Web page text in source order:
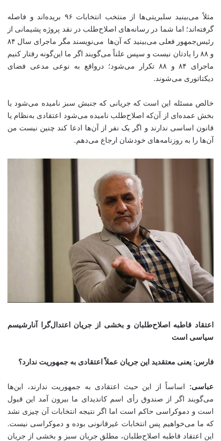
مثلاً می‌بینید سلبریتی‌ها از منتخب انتخابات ۹۶ بریده‌اند و فاصله
گرفته‌اند؛ اما شما در رسانه‌های اصلاح‌طلب در نقد پروژه پشیمانی از
رئیس‌جمهور فعلی می‌بینید که آن‌ها می‌نویسند مگر ماجرای سال ۸۴
و ۸۸ را یادتان نیست و سپس علناً می‌گویند اگر ما این‌گونه رفتار کنیم
ماجرای ۸۴ و ۸۸ تکرار می‌شود؛ درواقع به نوعی مدعی فضای
دیکتاتوری می‌شوند.
خالص مسئله این است که جریانی که جنبش سبز نامیده می‌شود یا
بخش عمده‌ای از آن‌که اصلاح‌طلب نامیده می‌شود اعتقادی به‌نظام یا
قانون اساسی ندارند و اگر یک نفر از آن‌ها ادعا کند چنین نیست من
آن‌ها را به روزنامه‌های خودشان ارجاع می‌دهم.
اعتقاد قاطبه اصلاح‌طلبان و بخشی از جریان اعتدال‌گرا آنارشیسم
سیاسی است
فارس: یعنی معتقدید این جریان عملاً اعتقادی به جمهوریت ندارد؟
عباسی: اساساً از این حیث اعتقادی به جمهوریت ندارند، این‌ها
می‌گویند اگر از صندوق رأی اسم کاندیدای ما بیرون آمد این قبول
است و دموکراسی حاکم است اما اگر نتیجه انتخابات آن چیزی نشد
که ما می‌خواهیم پس انتخابات غیرقانونی بوده و دموکراسی نیست.
این اعتقاد قاطبه اصلاح‌طلبان، مطلق جریان سبز و بخشی از جریان